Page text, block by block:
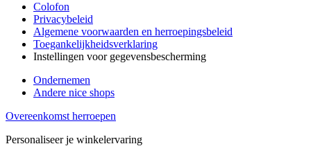
Colofon
Privacybeleid
Algemene voorwaarden en herroepingsbeleid
Toegankelijkheidsverklaring
Instellingen voor gegevensbescherming
Ondernemen
Andere nice shops
Overeenkomst herroepen
Personaliseer je winkelervaring